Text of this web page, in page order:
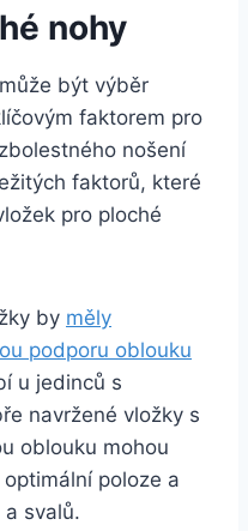
nohy
být výběr
faktorem pro
nošení
faktorů, které
pro ploché
by měly
podporu oblouku
u jedinců s
navržené vložky s
oblouku mohou
poloze a
svalů.